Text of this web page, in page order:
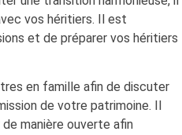
vos héritiers. Il est
et de préparer vos héritiers
en famille afin de discuter
de votre patrimoine. Il
manière ouverte afin